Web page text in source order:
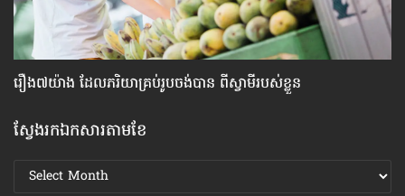
រឿង៧យ៉ាង ​ដែល​ភរិយា​គ្រប់​រូប​ចង់​បាន ពី​ស្វាមី​របស់​ខ្លួន
ស្វែងរកឯកសារតាមខែ
ស្វែងរក
ឯកសារ